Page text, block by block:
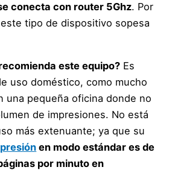
conecta con router 5Ghz. Por
tipo de dispositivo sopesa
este equipo? Es
uso doméstico, como mucho
una pequeña oficina donde no
de impresiones. No está
más extenuante; ya que su
en modo estándar es de
por minuto en